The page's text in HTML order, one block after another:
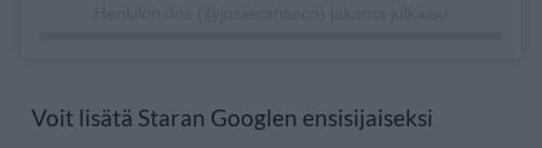
Voit lisätä Staran Googlen ensisijaiseksi